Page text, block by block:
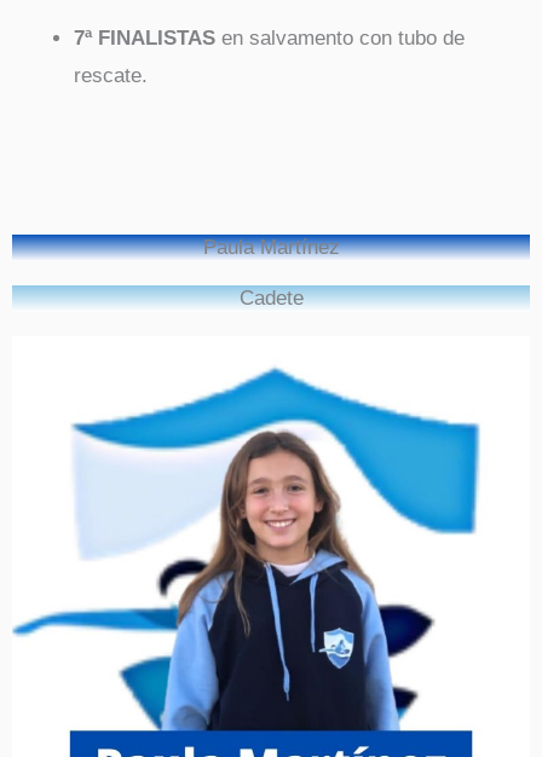
7ª FINALISTAS en salvamento con tubo de
rescate.
Paula Martínez
Cadete